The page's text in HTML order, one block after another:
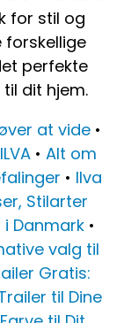
for stil og
forskellige
perfekte
dit hjem.
at vide •
• Alt om
• Ilva
Stilarter
i Danmark •
valg til
Gratis:
til Dine